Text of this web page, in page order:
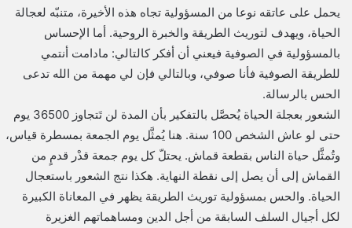
يحمل على عاتقه نوعا من المسؤولية تجاه هذه الأخيرة، متنبّه لعجالة
الحياة، ويهدف لتوريث الطريقة والخبرة الروحية. أما الإحساس
بالمسؤولية في الصوفية فيعني أن أفكر كالتالي: مادامت أنتمي
للطريقة الصوفية فأنا صوفي، وبالتالي فإن لي مهمة من الله تدعى
الحس بالرسالة.
الشعور بعجلة الحياة يُحصَّل بالتفكير بأن المدة لن تَتجاوز 36500 يوم
حتى لو عاش الشخص 100 سنة. هنا يُمثَّل يوم الجمعة بمسطرة قياس،
وتُمثَّل حياة الناس بقطعة قماش. يحتلّ كل يوم جمعة قدْر قدمٍ من
القماش إلى أن يصل إلى نقطة النهاية. هكذا نتج الشعور باستعجال
الحياة. والحس بمسؤولية توريث الطريقة يظهر في المعاناة الكبيرة
لكل أجيال السلف السابقة من أجل الدين ومساهماتهم الغزيرة